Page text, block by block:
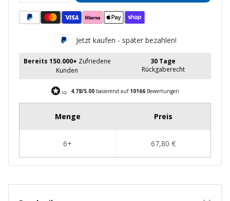
verringern erhöhen
Jetzt kaufen - später bezahlen!
Bereits 150.000+ Zufriedene
Kunden
30 Tage
Rückgaberecht
4.78/5.00basierend auf 10166Bewertungen